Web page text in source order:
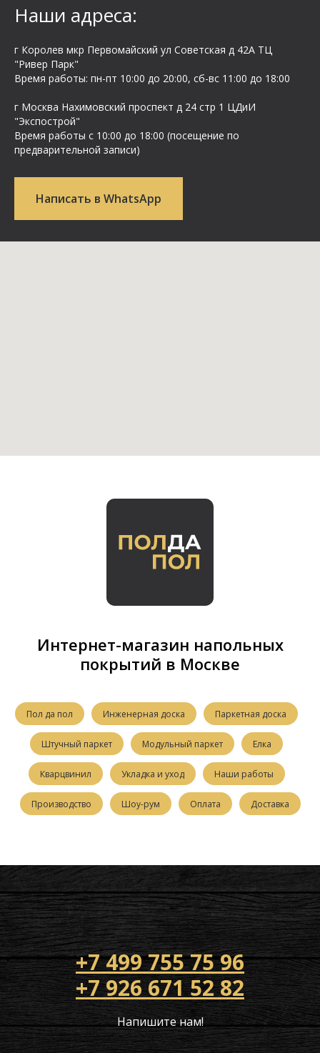
Наши адреса:
г Королев мкр Первомайский ул Cоветская д 42А ТЦ
"Ривер Парк"
Время работы: пн-пт 10:00 до 20:00, сб-вс 11:00 до 18:00
г Москва Нахимовский проспект д 24 стр 1 ЦДиИ
"Экспострой"
Время работы с 10:00 до 18:00 (посещение по
предварительной записи)
Написать в WhatsApp
Интернет-магазин напольных
покрытий в Москве
Пол да пол Инженерная доска Паркетная доска
Штучный паркет Модульный паркет Елка
Кварцвинил Укладка и уход Наши работы
Производство Шоу-рум Оплата Доставка
+7 499 755 75 96
+7 926 671 52 82
Напишите нам!